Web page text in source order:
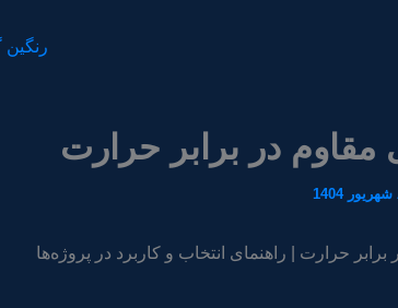
در برابر حرارت
حرارت | راهنمای انتخاب و کاربرد در پروژه‌ها